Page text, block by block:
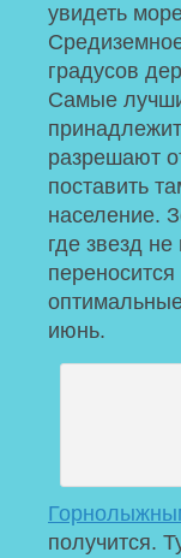
увидеть
градусов
Самые
разрешают
поставить
население.
где звезд
июнь.
получится.